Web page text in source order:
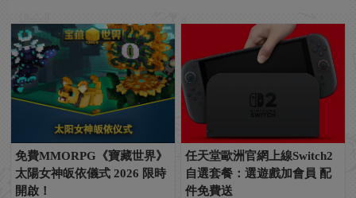
免費MMORPG《寶藏世界》
太陽女神皈依儀式 2026 限時
開啟！
任天堂歐洲官網上線Switch2
自選套餐：選遊戲加會員 配
件免費送